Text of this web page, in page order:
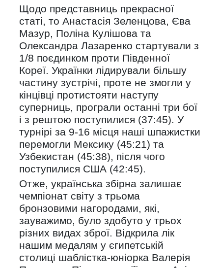
Щодо представниць прекрасної
статі, то Анастасія Зеленцова, Єва
Мазур, Поліна Кулішова та
Олександра Лазаренко стартували з
1/8 поєдинком проти Південної
Кореї. Українки лідирували більшу
частину зустрічі, проте не змогли у
кінцівці протистояти наступу
суперниць, програли останні три бої
і з рештою поступилися (37:45). У
турнірі за 9-16 місця наші шпажистки
перемогли Мексику (45:21) та
Узбекистан (45:38), після чого
поступилися США (42:45).
Отже, українська збірна залишає
чемпіонат світу з трьома
бронзовими нагородами, які,
зауважимо, було здобуто у трьох
різних видах зброї. Відкрила лік
нашим медалям у єгипетській
столиці шаблістка-юніорка Валерія